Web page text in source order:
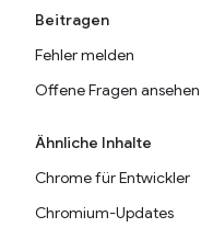
Beitragen
Fehler melden
Offene Fragen ansehen
Ähnliche Inhalte
Chrome für Entwickler
Chromium-Updates